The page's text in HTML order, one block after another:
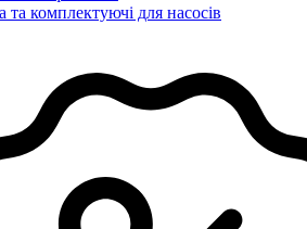
та комплектуючі для насосів